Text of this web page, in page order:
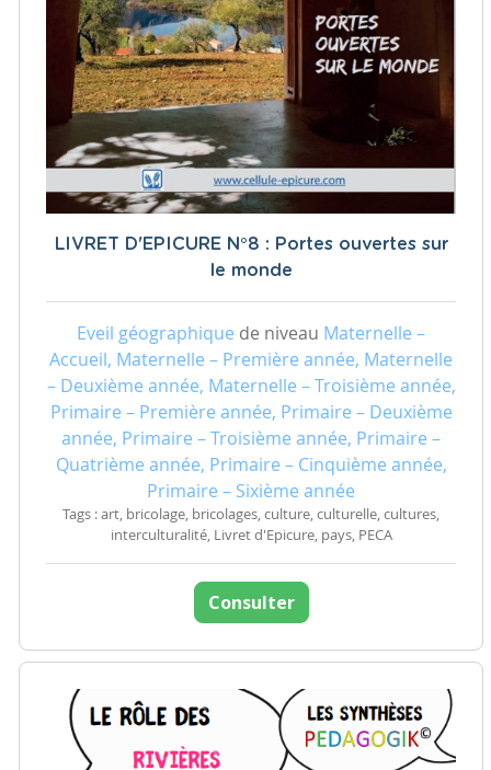
LIVRET D'EPICURE N°8 : Portes ouvertes sur
le monde
Eveil géographique de niveau Maternelle –
Accueil, Maternelle – Première année, Maternelle
– Deuxième année, Maternelle – Troisième année,
Primaire – Première année, Primaire – Deuxième
année, Primaire – Troisième année, Primaire –
Quatrième année, Primaire – Cinquième année,
Primaire – Sixième année
Tags : art, bricolage, bricolages, culture, culturelle, cultures,
interculturalité, Livret d'Epicure, pays, PECA
Consulter